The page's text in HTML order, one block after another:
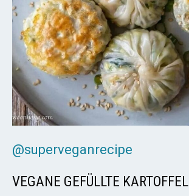
@superveganrecipe
VEGANE GEFÜLLTE